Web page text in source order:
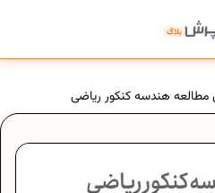
مطالعه هندسه کنکور ریاضی